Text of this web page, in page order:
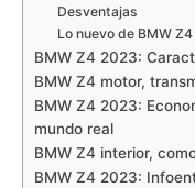
Desventajas
Lo nuevo de BMW
BMW Z4 2023:
BMW Z4 motor,
BMW Z4 2023:
mundo real
BMW Z4 interior,
BMW Z4 2023: